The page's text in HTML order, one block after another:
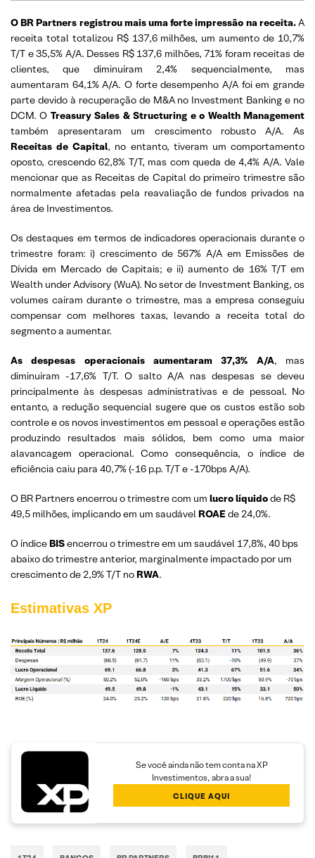
O BR Partners registrou mais uma forte impressão na receita.A
receita total totalizou R$ 137,6 milhões, um aumento de 10,7%
T/T e 35,5% A/A. Desses R$ 137,6 milhões, 71% foram receitas de
clientes, que diminuíram 2,4% sequencialmente, mas
aumentaram 64,1% A/A. O forte desempenho A/A foi em grande
parte devido à recuperação de M&A no Investment Banking e no
DCM. O Treasury Sales & Structuring e o Wealth Management
também apresentaram um crescimento robusto A/A. As
Receitas de Capital, no entanto, tiveram um comportamento
oposto, crescendo 62,8% T/T, mas com queda de 4,4% A/A. Vale
mencionar que as Receitas de Capital do primeiro trimestre são
normalmente afetadas pela reavaliação de fundos privados na
área de Investimentos.
Os destaques em termos de indicadores operacionais durante o
trimestre foram: i) crescimento de 567% A/A em Emissões de
Dívida em Mercado de Capitais; e ii) aumento de 16% T/T em
Wealth under Advisory (WuA). No setor de Investment Banking, os
volumes caíram durante o trimestre, mas a empresa conseguiu
compensar com melhores taxas, levando a receita total do
segmento a aumentar.
As despesas operacionais aumentaram 37,3% A/A, mas
diminuíram -17,6% T/T. O salto A/A nas despesas se deveu
principalmente às despesas administrativas e de pessoal. No
entanto, a redução sequencial sugere que os custos estão sob
controle e os novos investimentos em pessoal e operações estão
produzindo resultados mais sólidos, bem como uma maior
alavancagem operacional. Como consequência, o índice de
eficiência caiu para 40,7% (-16 p.p. T/T e -170bps A/A).
O BR Partners encerrou o trimestre com um lucro líquidode R$
49,5 milhões, implicando em um saudável ROAE de 24,0%.
O índice BISencerrou o trimestre em um saudável 17,8%, 40 bps
abaixo do trimestre anterior, marginalmente impactado por um
crescimento de 2,9% T/T no RWA.
Estimativas XP
Se você ainda não tem conta na XP
Investimentos, abra a sua!
CLIQUE AQUI